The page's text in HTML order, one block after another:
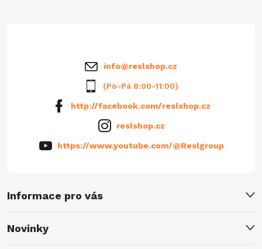
Informace pro vás
Novinky
info@reslshop.cz
(Po-Pá 8:00-11:00)
http://facebook.com/reslshop.cz
reslshop.cz
https://www.youtube.com/@Reslgroup